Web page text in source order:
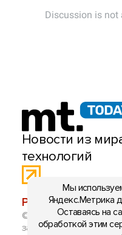
Новости из
технологий
РЕКЛАМА:
© 2006-2026 mt.today \
защищены.
Мы
Яндекс.Метрика
Оставаясь на
обработкой этим